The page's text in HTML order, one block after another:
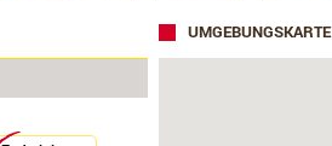
UMGEBUNGSKARTE